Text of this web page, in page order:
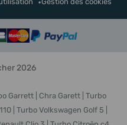
2026
Garrett Chra Garett Turbo
Turbo Volkswagen Golf 5